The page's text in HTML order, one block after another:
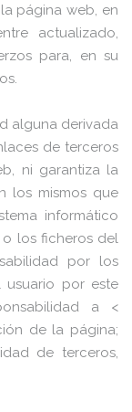
página web, en
actualizado,
para, en su
alguna derivada
de terceros
ni garantiza la
los mismos que
informático
o los ficheros del
por los
usuario por este
a <
de la página;
de terceros,